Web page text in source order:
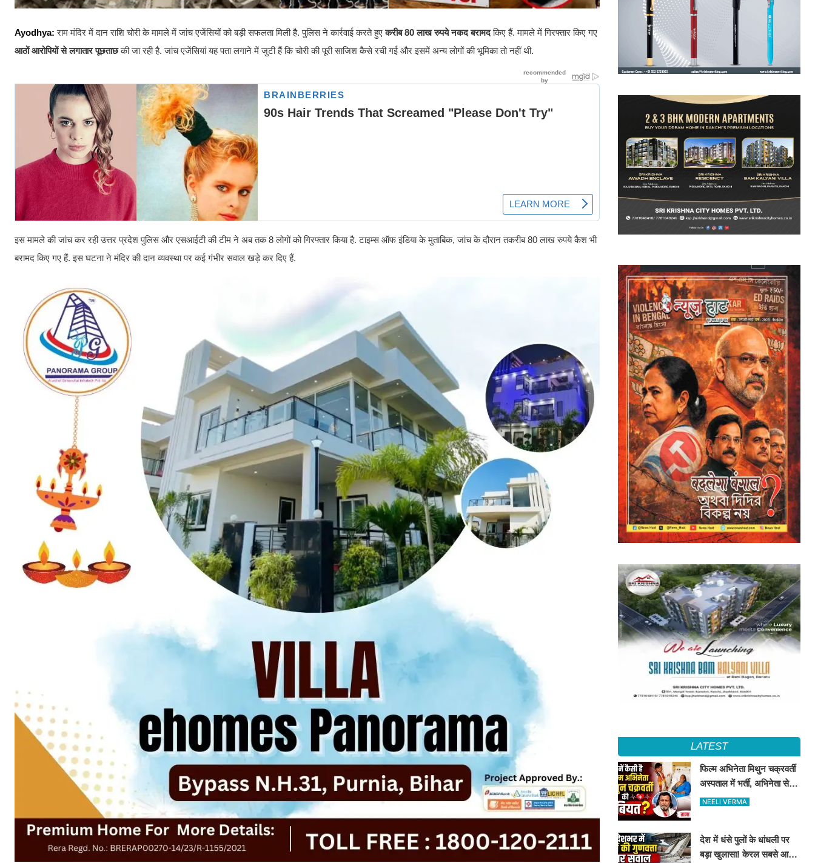
Ayodhya: राम मंदिर में दान राशि चोरी के मामले में जांच एजेंसियों को बड़ी सफलता मिली है. पुलिस ने कार्रवाई करते हुएकरीब 80 लाख रुपये नकद बरामदकिए हैं. मामले में गिरफ्तार किए गए
आठों आरोपियों से लगातार पूछताछकी जा रही है. जांच एजेंसियां यह पता लगाने में जुटी हैं कि चोरी की पूरी साजिश कैसे रची गई और इसमें अन्य लोगों की भूमिका तो नहीं थी.
इस मामले की जांच कर रही उत्तर प्रदेश पुलिस और एसआईटी की टीम ने अब तक 8 लोगों को गिरफ्तार किया है. टाइम्स ऑफ इंडिया के मुताबिक, जांच के दौरान तकरीब 80 लाख रुपये कैश भी
बरामद किए गए हैं. इस घटना ने मंदिर की दान व्यवस्था पर कई गंभीर सवाल खड़े कर दिए हैं.
LATEST
फिल्म अभिनेता मिथुन चक्रवर्ती
अस्पताल में भर्ती, अभिनेता से
मिले CM शुभेंदु अधिकारी
NEELI VERMA
देश में धंसे पुलों के धांधली पर
बड़ा खुलासा! केरल सबसे आगे,